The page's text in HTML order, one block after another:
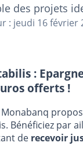
des projets
: jeudi 16 février
:
offerts !
Bénéficiez par
de recevoir